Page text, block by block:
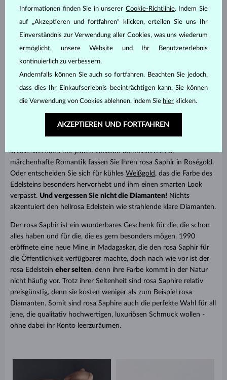
Wie man rosa Saphire trägt und warum Sie
es tun sollten
die man sich von einem edlen Schmuckstück erhoffen kann. Ihre
Feinheit und romantische Ausstrahlung machen den rosa Saphir
zu einer immer beliebteren Wahl bei Verlobungsringen, sowie
Geschenken zu allen möglichen Anlässen.
jedem Hautton und dank ihrer weniger satten Farbe
lassen sich auch mit jedem Goldton kombinieren. Für
märchenhafte Romantik fassen Sie Ihren rosa Saphir in Roségold.
Oder entscheiden Sie sich für kühles Weißgold , das die Farbe des
Edelsteins besonders hervorhebt und ihm einen smarten Look
verpasst. Und vergessen Sie nicht die Diamanten! Nichts
akzentuiert den hellrosa Edelstein wie strahlende klare Diamanten.
Der rosa Saphir ist ein wunderbares Geschenk für die, die schon
alles haben und für die, die es gern besonders mögen. 1990
eröffnete eine neue Mine in Madagaskar, die den rosa Saphir für
die Öffentlichkeit verfügbarer machte, doch nach wie vor ist der
rosa Edelstein eher selten, denn ihre Farbe kommt in der Natur
nicht häufig vor. Trotz ihrer Seltenheit sind rosa Saphire relativ
preisgünstig, denn sie kosten weniger als zum Beispiel rosa
Diamanten. Somit sind rosa Saphire auch die perfekte Wahl für all
jene, die qualitativ hochwertigen, luxuriösen Schmuck wollen -
ohne dabei ihr Konto leerzuräumen.
Informationen finden Sie in unserer Cookie-Richtlinie. Indem Sie
auf „Akzeptieren und fortfahren“ klicken, erteilen Sie uns Ihr
Einverständnis zur Verwendung aller Cookies, was uns wiederum
ermöglicht, unsere Website und Ihr Benutzererlebnis
kontinuierlich zu verbessern.
Andernfalls können Sie auch so fortfahren. Beachten Sie jedoch,
dass dies Ihr Einkaufserlebnis beeinträchtigen kann. Sie können
die Verwendung von Cookies ablehnen, indem Sie hier klicken.
AKZEPTIEREN UND FORTFAHREN